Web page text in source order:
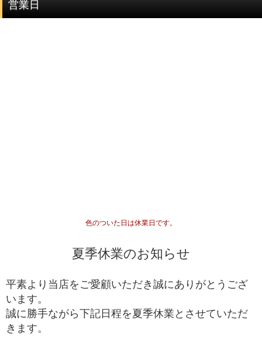
国内でトップクオリティ *1として販売されているライ
きるブレスレット
入門モデル
ルチルクォーツが初めての方や、低価格でも品質の
営業日
色のついた日は休業日です。
夏季休業のお知らせ
平素より当店をご愛顧いただき誠にありがとうござ
います。
誠に勝手ながら下記日程を夏季休業とさせていただ
きます。